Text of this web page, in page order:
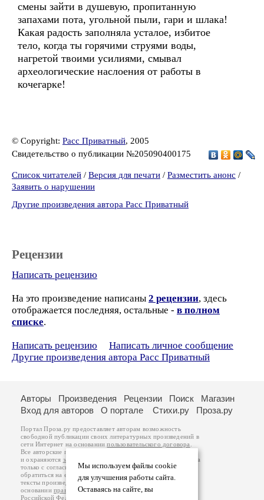
смены зайти в душевую, пропитанную
запахами пота, угольной пыли, гари и шлака!
Какая радость заполняла усталое, избитое
тело, когда ты горячими струями воды,
нагретой твоими усилиями, смывал
археологические наслоения от работы в
кочегарке!
© Copyright: Расс Приватный, 2005
Свидетельство о публикации №205090400175
Список читателей / Версия для печати / Разместить анонс /
Заявить о нарушении
Другие произведения автора Расс Приватный
Рецензии
Написать рецензию
На это произведение написаны 2 рецензии, здесь
отображается последняя, остальные - в полном
списке.
Написать рецензию
Написать личное сообщение
Другие произведения автора Расс Приватный
Мы используем файлы cookie
для улучшения работы сайта.
Оставаясь на сайте, вы
Авторы Произведения Рецензии Поиск
Магазин
Вход для авторов
О портале Стихи.ру Проза.ру
Портал Проза.ру предоставляет авторам возможность
свободной публикации своих литературных произведений в
сети Интернет на основаниипользовательского договора
Все авторские права на произведения принадлежат авторам
и охраняются законом
. Перепечатка произведений возможна
только с согласия его автора, к которому вы можете
обратиться на его авторской странице. Ответственность за
тексты произведений авторы несут самостоятельно на
основанииправил публикацииизаконодательства
Российской Федерации